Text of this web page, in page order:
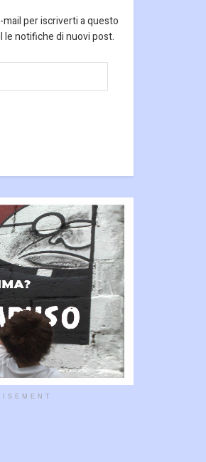
per iscriverti a questo
le notifiche di nuovi post.